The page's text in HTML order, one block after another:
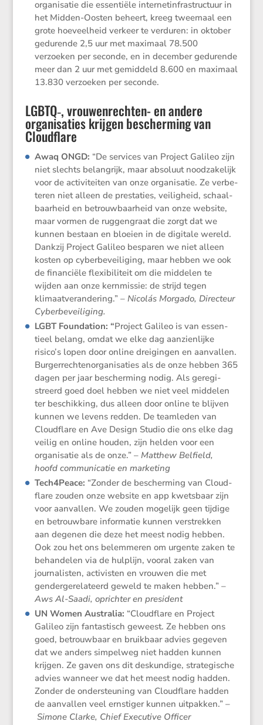
organi­satie die essen­tiële inter­net­in­fra­struc­tuur in
het Midden-Oosten beheert, kreeg tweemaal een
grote hoeveel­heid verkeer te verduren: in oktober
gedurende 2,5 uur met maximaal 78.500
verzoeken per seconde, en in december gedurende
meer dan 2 uur met gemid­deld 8.600 en maximaal
13.830 verzoeken per seconde.
LGBTQ‑, vrouwenrechten- en andere
organisaties krijgen bescherming van
Cloudflare
Awaq ONGD: “De services van Project Galileo zijn
niet slechts belang­rijk, maar absoluut noodza­ke­lijk
voor de activi­teiten van onze organi­satie. Ze verbe­
teren niet alleen de presta­ties, veilig­heid, schaal­
baar­heid en betrouw­baar­heid van onze website,
maar vormen de ruggen­graat die zorgt dat we
kunnen bestaan en bloeien in de digitale wereld.
Dankzij Project Galileo besparen we niet alleen
kosten op cyber­be­vei­li­ging, maar hebben we ook
de finan­ciële flexi­bi­li­teit om die middelen te
wijden aan onze kernmissie: de strijd tegen
klimaat­ver­an­de­ring.”– Nicolás Morgado, Direc­teur
Cyberbeveiliging.
LGBT Founda­tion: “Project Galileo is van essen­
tieel belang, omdat we elke dag aanzien­lijke
risico’s lopen door online dreigingen en aanvallen.
Burger­rech­ten­or­ga­ni­sa­ties als de onze hebben 365
dagen per jaar bescher­ming nodig. Als geregi­
streerd goed doel hebben we niet veel middelen
ter beschik­king, dus alleen door online te blijven
kunnen we levens redden. De teamleden van
Cloud­flare en Ave Design Studio die ons elke dag
veilig en online houden, zijn helden voor een
organi­satie als de onze.” –Matthew Belfield,
hoofd commu­ni­catie en marketing
Tech4Peace: “Zonder de bescher­ming van Cloud­
flare zouden onze website en app kwets­baar zijn
voor aanvallen. We zouden mogelijk geen tijdige
en betrouw­bare infor­matie kunnen verstrekken
aan degenen die deze het meest nodig hebben.
Ook zou het ons belem­meren om urgente zaken te
behan­delen via de hulplijn, vooral zaken van
journa­listen, activisten en vrouwen die met
gender­ge­re­la­teerd geweld te maken hebben.” –
Aws Al-Saadi, oprichter en president
UN Women Australia: “Cloud­flare en Project
Galileo zijn fantas­tisch geweest. Ze hebben ons
goed, betrouw­baar en bruik­baar advies gegeven
dat we anders simpelweg niet hadden kunnen
krijgen. Ze gaven ons dit deskun­dige, strate­gi­sche
advies wanneer we dat het meest nodig hadden.
Zonder de onder­steu­ning van Cloud­flare hadden
de aanvallen veel ernstiger kunnen uitpakken.” –
Simone Clarke, Chief Execu­tive Officer